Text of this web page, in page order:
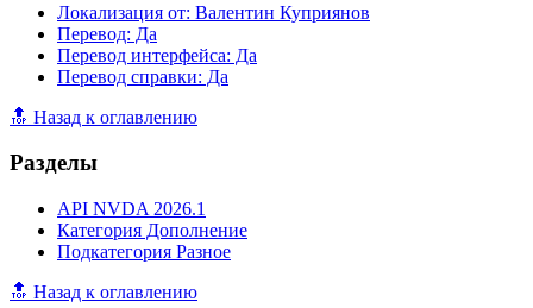
Локализация от: Валентин Куприянов
Перевод: Да
Перевод интерфейса: Да
Перевод справки: Да
🔝 Назад к оглавлению
Разделы
API NVDA 2026.1
Категория Дополнение
Подкатегория Разное
🔝 Назад к оглавлению